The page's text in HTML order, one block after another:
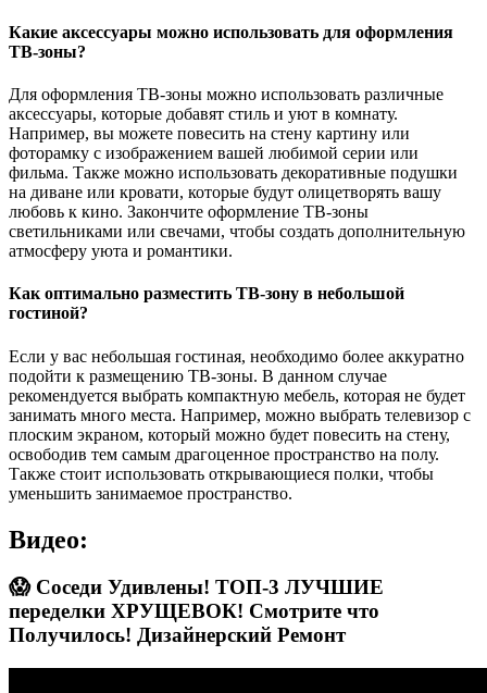
Какие аксессуары можно использовать для оформления
ТВ-зоны?
Для оформления ТВ-зоны можно использовать различные
аксессуары, которые добавят стиль и уют в комнату.
Например, вы можете повесить на стену картину или
фоторамку с изображением вашей любимой серии или
фильма. Также можно использовать декоративные подушки
на диване или кровати, которые будут олицетворять вашу
любовь к кино. Закончите оформление ТВ-зоны
светильниками или свечами, чтобы создать дополнительную
атмосферу уюта и романтики.
Как оптимально разместить ТВ-зону в небольшой
гостиной?
Если у вас небольшая гостиная, необходимо более аккуратно
подойти к размещению ТВ-зоны. В данном случае
рекомендуется выбрать компактную мебель, которая не будет
занимать много места. Например, можно выбрать телевизор с
плоским экраном, который можно будет повесить на стену,
освободив тем самым драгоценное пространство на полу.
Также стоит использовать открывающиеся полки, чтобы
уменьшить занимаемое пространство.
Видео:
😱 Соседи Удивлены! ТОП-3 ЛУЧШИЕ
переделки ХРУЩЕВОК! Смотрите что
Получилось! Дизайнерский Ремонт